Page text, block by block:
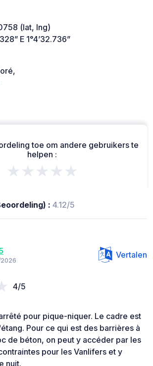
(lat, lng)
E 1°4’32.736”
toe om andere gebruikers te
helpen :
★★★★★
: 4.12/5
Vertalen
4/5
pour pique-niquer. Le cadre est
Pour ce qui est des barrières à
de béton, on peut y accéder par les
pour les Vanlifers et y
nuit.